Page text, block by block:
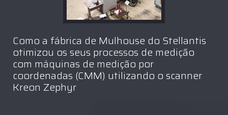
Como a fábrica de Mulhouse do Stellantis
otimizou os seus processos de medição
com máquinas de medição por
coordenadas (CMM) utilizando o scanner
Kreon Zephyr